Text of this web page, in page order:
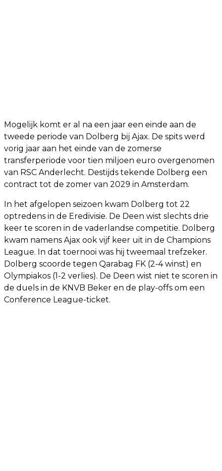
Mogelijk komt er al na een jaar een einde aan de
tweede periode van Dolberg bij Ajax. De spits werd
vorig jaar aan het einde van de zomerse
transferperiode voor tien miljoen euro overgenomen
van RSC Anderlecht. Destijds tekende Dolberg een
contract tot de zomer van 2029 in Amsterdam.
In het afgelopen seizoen kwam Dolberg tot 22
optredens in de Eredivisie. De Deen wist slechts drie
keer te scoren in de vaderlandse competitie. Dolberg
kwam namens Ajax ook vijf keer uit in de Champions
League. In dat toernooi was hij tweemaal trefzeker.
Dolberg scoorde tegen Qarabag FK (2-4 winst) en
Olympiakos (1-2 verlies). De Deen wist niet te scoren in
de duels in de KNVB Beker en de play-offs om een
Conference League-ticket.